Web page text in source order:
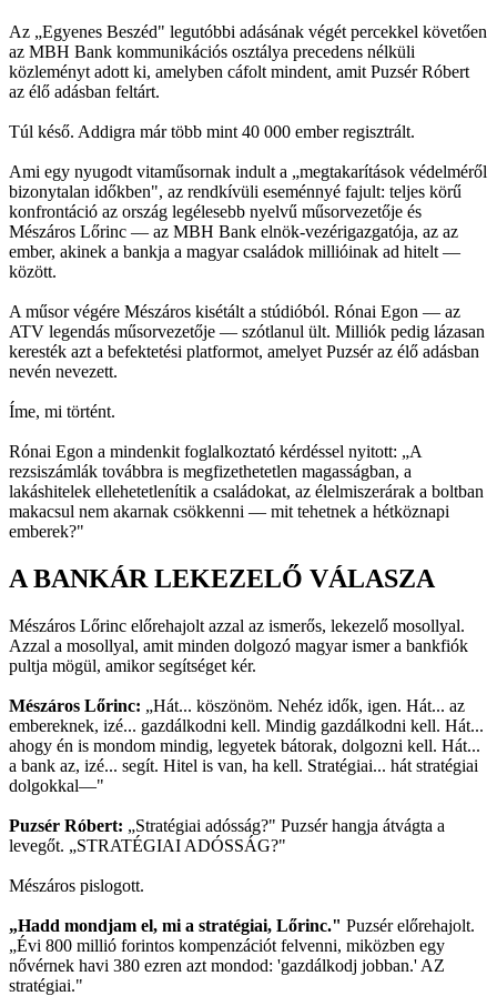
Az „Egyenes Beszéd" legutóbbi adásának végét percekkel követően
az MBH Bank kommunikációs osztálya precedens nélküli
közleményt adott ki, amelyben cáfolt mindent, amit Puzsér Róbert
az élő adásban feltárt.
Túl késő. Addigra már több mint 40 000 ember regisztrált.
Ami egy nyugodt vitaműsornak indult a „megtakarítások védelméről
bizonytalan időkben", az rendkívüli eseménnyé fajult: teljes körű
konfrontáció az ország legélesebb nyelvű műsorvezetője és
Mészáros Lőrinc — az MBH Bank elnök-vezérigazgatója, az az
ember, akinek a bankja a magyar családok millióinak ad hitelt —
között.
A műsor végére Mészáros kisétált a stúdióból. Rónai Egon — az
ATV legendás műsorvezetője — szótlanul ült. Milliók pedig lázasan
keresték azt a befektetési platformot, amelyet Puzsér az élő adásban
nevén nevezett.
Íme, mi történt.
Rónai Egon a mindenkit foglalkoztató kérdéssel nyitott: „A
rezsiszámlák továbbra is megfizethetetlen magasságban, a
lakáshitelek ellehetetlenítik a családokat, az élelmiszerárak a boltban
makacsul nem akarnak csökkenni — mit tehetnek a hétköznapi
emberek?"
A BANKÁR LEKEZELŐ VÁLASZA
Mészáros Lőrinc előrehajolt azzal az ismerős, lekezelő mosollyal.
Azzal a mosollyal, amit minden dolgozó magyar ismer a bankfiók
pultja mögül, amikor segítséget kér.
Mészáros Lőrinc: „Hát... köszönöm. Nehéz idők, igen. Hát... az
embereknek, izé... gazdálkodni kell. Mindig gazdálkodni kell. Hát...
ahogy én is mondom mindig, legyetek bátorak, dolgozni kell. Hát...
a bank az, izé... segít. Hitel is van, ha kell. Stratégiai... hát stratégiai
dolgokkal—"
Puzsér Róbert: „Stratégiai adósság?" Puzsér hangja átvágta a
levegőt. „STRATÉGIAI ADÓSSÁG?"
Mészáros pislogott.
„Hadd mondjam el, mi a stratégiai, Lőrinc." Puzsér előrehajolt.
„Évi 800 millió forintos kompenzációt felvenni, miközben egy
nővérnek havi 380 ezren azt mondod: 'gazdálkodj jobban.' AZ
stratégiai."